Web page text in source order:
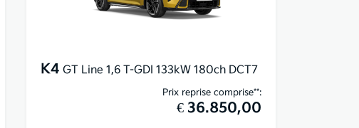
K4 GT Line 1,6 T-GDI 133kW 180ch DCT7
Prix reprise comprise**:
€ 36.850,00